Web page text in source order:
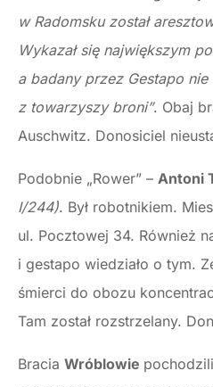
w Radomsku został
Wykazał się największym
a badany przez Gestapo nie
z towarzyszy broni”. Obaj
Auschwitz. Donosiciel
Podobnie „Rower” – Antoni
I/244). Był robotnikiem.
ul. Pocztowej 34. Również
i gestapo wiedziało o tym.
śmierci do obozu
Tam został rozstrzelany.
Bracia Wróblowie